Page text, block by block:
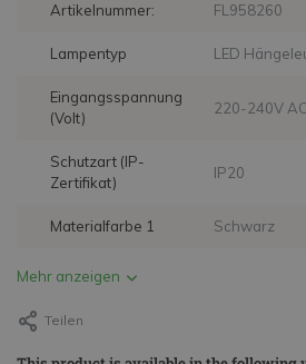
Artikelnummer: FL958260
Lampentyp LED
Eingangsspannung
(Volt)
220-240V AC
Schutzart (IP-
Zertifikat)
IP20
Materialfarbe 1 Schwarz
Mehr anzeigen
Teilen